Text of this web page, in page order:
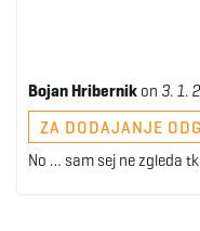
Bojan Hribernik on 3. 1.
ZA DODAJANJE
No … sam sej ne zgleda